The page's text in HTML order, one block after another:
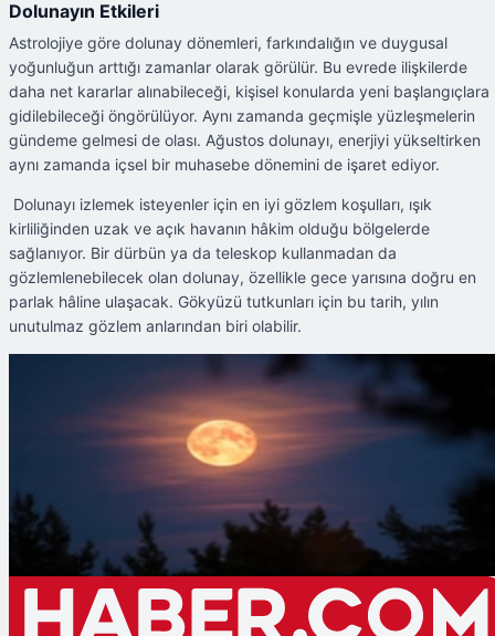
Dolunayın Etkileri
Astrolojiye göre dolunay dönemleri, farkındalığın ve duygusal
yoğunluğun arttığı zamanlar olarak görülür. Bu evrede ilişkilerde
daha net kararlar alınabileceği, kişisel konularda yeni başlangıçlara
gidilebileceği öngörülüyor. Aynı zamanda geçmişle yüzleşmelerin
gündeme gelmesi de olası. Ağustos dolunayı, enerjiyi yükseltirken
aynı zamanda içsel bir muhasebe dönemini de işaret ediyor.
Dolunayı izlemek isteyenler için en iyi gözlem koşulları, ışık
kirliliğinden uzak ve açık havanın hâkim olduğu bölgelerde
sağlanıyor. Bir dürbün ya da teleskop kullanmadan da
gözlemlenebilecek olan dolunay, özellikle gece yarısına doğru en
parlak hâline ulaşacak. Gökyüzü tutkunları için bu tarih, yılın
unutulmaz gözlem anlarından biri olabilir.
Ağustos Dolunayı Ne Zaman, Etkileri Neler?